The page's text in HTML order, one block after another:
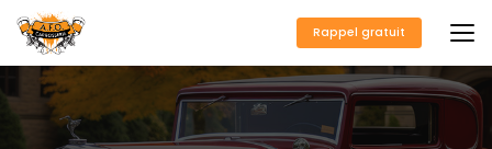
au
contenu
principal
Rappel gratuit